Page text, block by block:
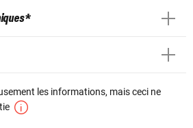
*
les informations, mais ceci ne